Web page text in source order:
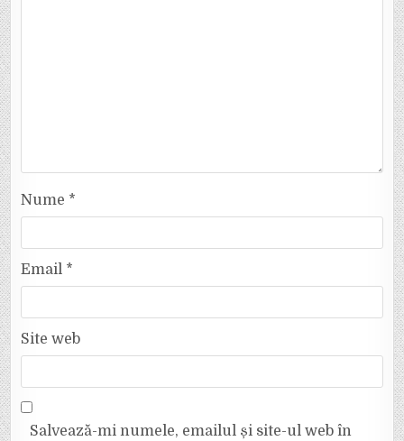
Nume *
Email *
Site web
Salvează-mi numele, emailul și site-ul web în